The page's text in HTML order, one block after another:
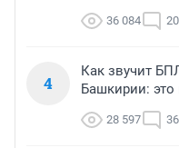
36 084 20
4
Как звучит
Башкирии:
28 597 36